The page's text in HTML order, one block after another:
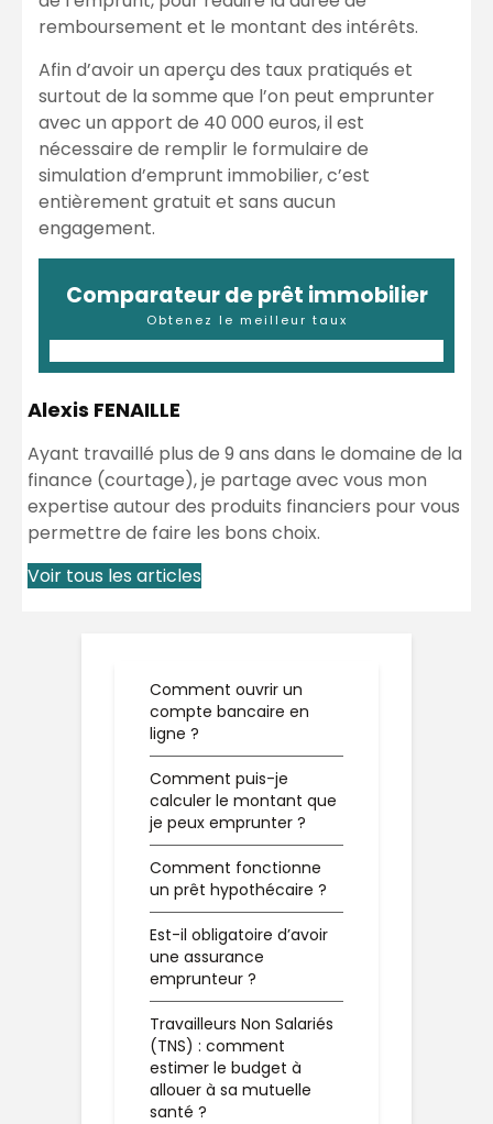
remboursement et le montant des intérêts.
Afin d’avoir un aperçu des taux pratiqués et
surtout de la somme que l’on peut emprunter
avec un apport de 40 000 euros, il est
nécessaire de remplir le formulaire de
simulation d’emprunt immobilier, c’est
entièrement gratuit et sans aucun
engagement.
Comparateur de prêt immobilier
Obtenez le meilleur taux
Alexis FENAILLE
Ayant travaillé plus de 9 ans dans le domaine de la
finance (courtage), je partage avec vous mon
expertise autour des produits financiers pour vous
permettre de faire les bons choix.
Voir tous les articles
Comment ouvrir un
compte bancaire en
ligne ?
Comment puis-je
calculer le montant que
je peux emprunter ?
Comment fonctionne
un prêt hypothécaire ?
Est-il obligatoire d’avoir
une assurance
emprunteur ?
Travailleurs Non Salariés
(TNS) : comment
estimer le budget à
allouer à sa mutuelle
santé ?